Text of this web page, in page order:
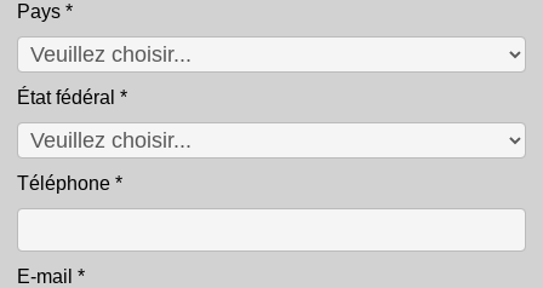
Pays *
État fédéral *
Téléphone *
E-mail *